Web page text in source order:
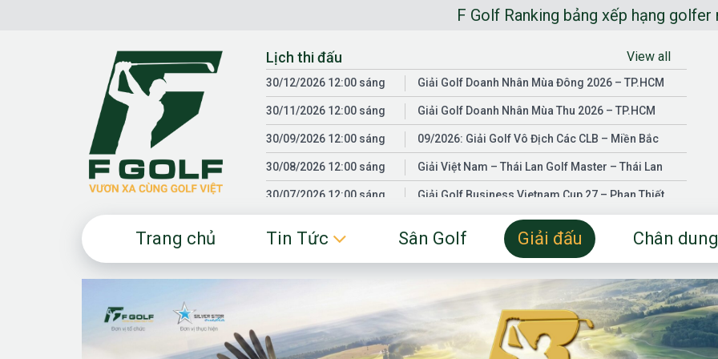
F Golf Ranking bảng xếp hạng golfer nghiệp dư
Lịch thi đấu View all
30/12/2026 12:00 sáng Giải Golf Doanh Nhân Mùa Đông 2026 – TP.HCM
30/11/2026 12:00 sáng Giải Golf Doanh Nhân Mùa Thu 2026 – TP.HCM
30/09/2026 12:00 sáng 09/2026: Giải Golf Vô Địch Các CLB – Miền Bắc
30/08/2026 12:00 sáng Giải Việt Nam – Thái Lan Golf Master – Thái Lan
30/07/2026 12:00 sáng Giải Golf Business Vietnam Cup 27 – Phan Thiết
Giải Golf Doanh Nhân Mùa Hè 2026 – Đồng Nai
Giải Golf Vô Địch Các CLB – Miền Nam
30/01/2026 12:00 sáng
Fgolf Open Championship – Tây Ninh
18/04/2025 12:00 sáng Golf Business Vietnam Cup 25
Trang chủ Tin Tức Sân Golf Giải đấu Chân